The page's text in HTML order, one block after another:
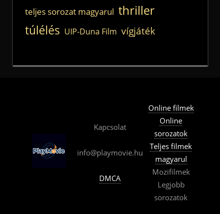
teljes sorozat magyarul thriller
túlélés UIP-Duna Film vígjáték
Kapcsolat
info@playmovie.hu
DMCA
Online filmek
Online
sorozatok
Teljes filmek
magyarul
Mozifilmek
Legjobb
sorozatok